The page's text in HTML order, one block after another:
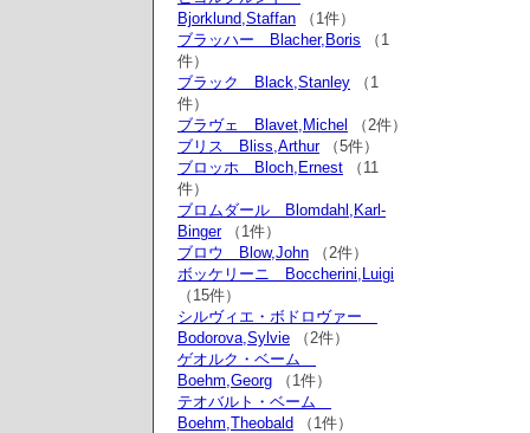
Bjorklund,Staffan （1件）
ブラッハー Blacher,Boris （1
件）
ブラック Black,Stanley （1
件）
ブラヴェ Blavet,Michel
（2件）
ブリス Bliss,Arthur（5件）
ブロッホ Bloch,Ernest （11
件）
ブロムダール Blomdahl,Karl-
Binger（1件）
ブロウ Blow,John （2件）
ボッケリーニ Boccherini,Luigi
（15件）
シルヴィエ・ボドロヴァー
Bodorova,Sylvie （2件）
ゲオルク・ベーム
Boehm,Georg （1件）
テオバルト・ベーム
Boehm,Theobald （1件）